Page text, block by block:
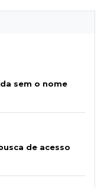
sem o nome
de acesso